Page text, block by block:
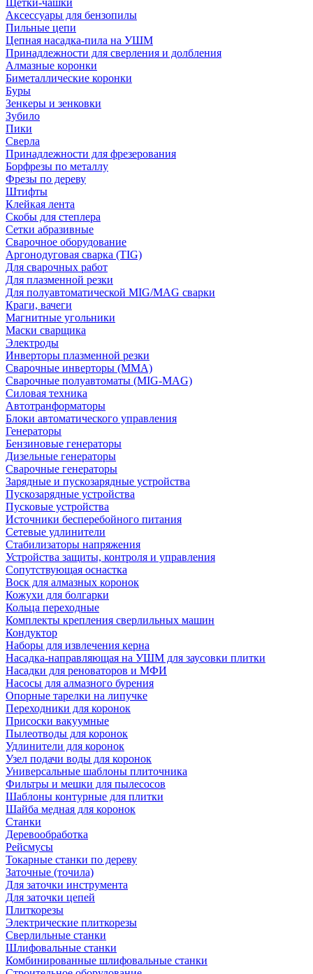
Щетки-чашки
Аксессуары для бензопилы
Пильные цепи
Цепная насадка-пила на УШМ
Принадлежности для сверления и долбления
Алмазные коронки
Биметаллические коронки
Буры
Зенкеры и зенковки
Зубило
Пики
Сверла
Принадлежности для фрезерования
Борфрезы по металлу
Фрезы по дереву
Штифты
Клейкая лента
Скобы для степлера
Сетки абразивные
Сварочное оборудование
Аргонодуговая сварка (TIG)
Для сварочных работ
Для плазменной резки
Для полуавтоматической MIG/MAG сварки
Краги, вачеги
Магнитные угольники
Маски сварщика
Электроды
Инверторы плазменной резки
Сварочные инверторы (MMA)
Сварочные полуавтоматы (MIG-MAG)
Силовая техника
Автотранформаторы
Блоки автоматического управления
Генераторы
Бензиновые генераторы
Дизельные генераторы
Сварочные генераторы
Зарядные и пускозарядные устройства
Пускозарядные устройства
Пусковые устройства
Источники бесперебойного питания
Сетевые удлинители
Стабилизаторы напряжения
Устройства защиты, контроля и управления
Сопутствующая оснастка
Воск для алмазных коронок
Кожухи для болгарки
Кольца переходные
Комплекты крепления сверлильных машин
Кондуктор
Наборы для извлечения керна
Насадка-направляющая на УШМ для заусовки плитки
Насадки для реноваторов и МФИ
Насосы для алмазного бурения
Опорные тарелки на липучке
Переходники для коронок
Присоски вакуумные
Пылеотводы для коронок
Удлинители для коронок
Узел подачи воды для коронок
Универсальные шаблоны плиточника
Фильтры и мешки для пылесосов
Шаблоны контурные для плитки
Шайба медная для коронок
Станки
Деревообработка
Рейсмусы
Токарные станки по дереву
Заточные (точила)
Для заточки инструмента
Для заточки цепей
Плиткорезы
Электрические плиткорезы
Сверлильные станки
Шлифовальные станки
Комбинированные шлифовальные станки